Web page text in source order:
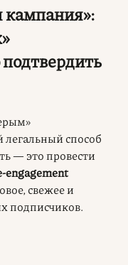
кампания»:
способ
— это провести
свежее и
подписчиков.